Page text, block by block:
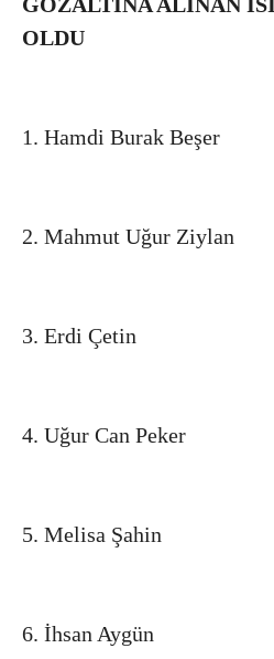
OLDU
1. Hamdi Burak Beşer
2. Mahmut Uğur Ziylan
3. Erdi Çetin
4. Uğur Can Peker
5. Melisa Şahin
6. İhsan Aygün